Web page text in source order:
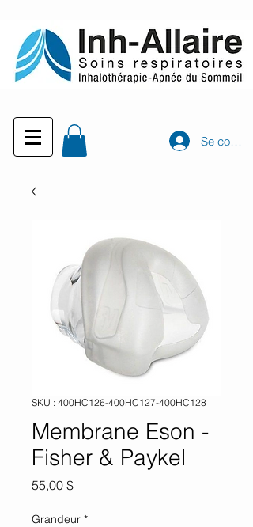
Se
SKU : 400HC126-400HC127-400HC128
Membrane Eson -
Fisher & Paykel
55,00 $Prix
Grandeur *